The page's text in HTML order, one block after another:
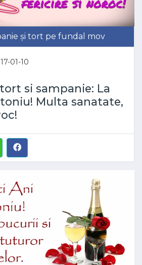
și tort pe fundal mov
01-10
si sampanie: La
Multa sanatate,